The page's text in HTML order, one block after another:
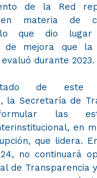
de la Red
materia de
lo que dio
de mejora que la
durante 2023.
de este
la Secretaría de
las
en
que lidera.
no continuará
de Transparencia